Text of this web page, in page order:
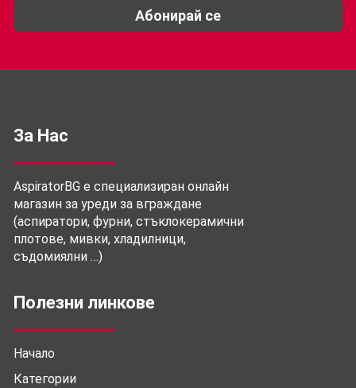
Абонирай се
За Нас
AspiratorBG е специализиран онлайн
магазин за уреди за вграждане
(аспиратори, фурни, стъклокерамични
плотове, мивки, хладилници,
съдомиялни …)
Полезни линкове
Начало
Категории